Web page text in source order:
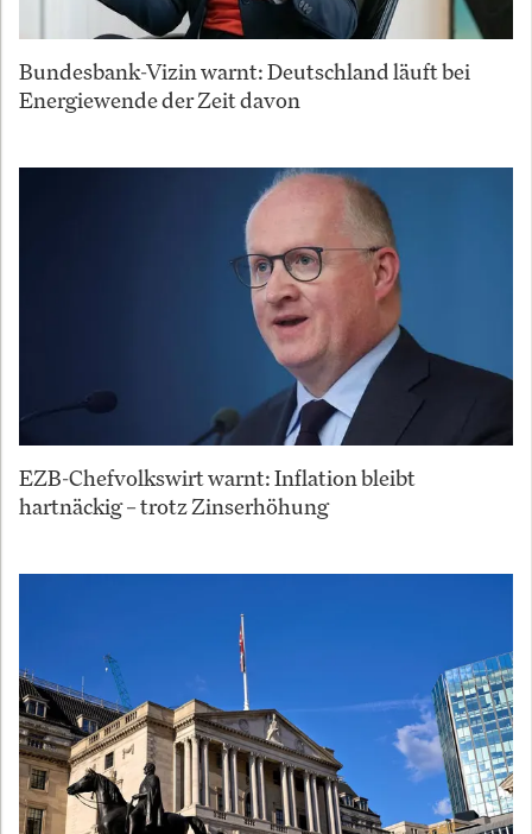
Bundesbank-Vizin warnt: Deutschland läuft bei
Energiewende der Zeit davon
EZB-Chefvolkswirt warnt: Inflation bleibt
hartnäckig – trotz Zinserhöhung